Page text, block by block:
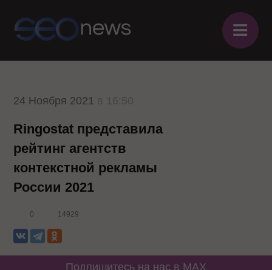
≡
24 Ноября 2021
Ringostat представила
рейтинг агентств
контекстной рекламы
России 2021
0 14929
Подпишитесь на нас в MAX